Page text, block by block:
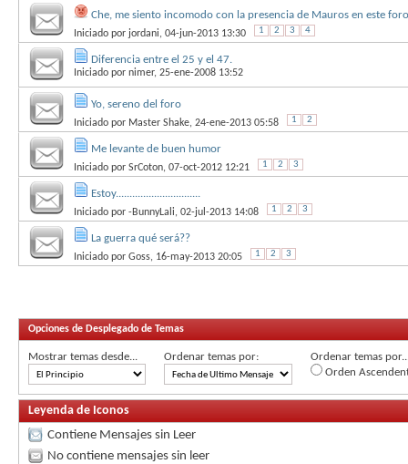
Che, me siento incomodo con la presencia de Mauros en este
Iniciado por jordani, 04-jun-2013 13:30 1 2 3 4
Diferencia entre el 25 y el 47.
Iniciado por nimer, 25-ene-2008 13:52
Yo, sereno del foro
Iniciado por Master Shake, 24-ene-2013 05:58 1 2
Me levante de buen humor
Iniciado por SrCoton, 07-oct-2012 12:21 1 2 3
Estoy...............................
Iniciado por -BunnyLali, 02-jul-2013 14:08 1 2 3
La guerra qué será??
Iniciado por Goss, 16-may-2013 20:05 1 2 3
Opciones de Desplegado de Temas
Mostrar temas desde... Ordenar temas por:
Ordenar temas
Orden
Leyenda de Iconos
Contiene Mensajes sin Leer
No contiene mensajes sin leer